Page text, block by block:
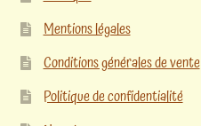
Mentions légales
Conditions générales de vente
Politique de confidentialité